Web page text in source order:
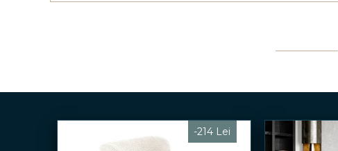
-214 Lei